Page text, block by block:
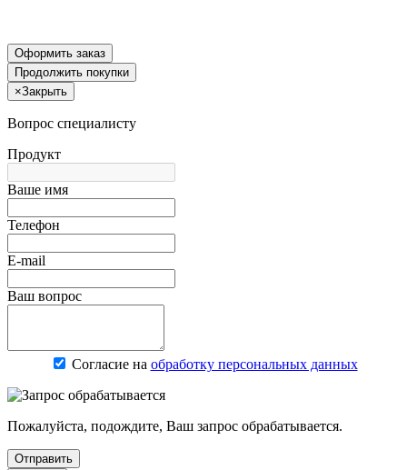
Оформить заказ
Продолжить покупки
×Закрыть
Вопрос специалисту
Продукт
Ваше имя
Телефон
E-mail
Ваш вопрос
Согласие на обработку персональных данных
Пожалуйста, подождите, Ваш запрос обрабатывается.
Отправить